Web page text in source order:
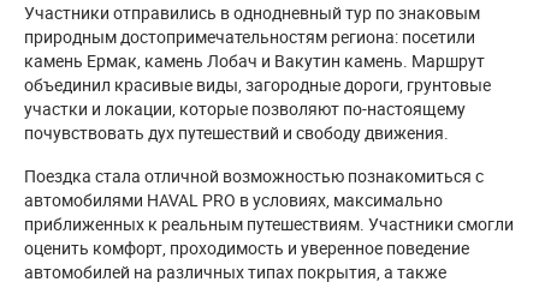
Участники отправились в однодневный тур по знаковым
природным достопримечательностям региона: посетили
камень Ермак, камень Лобач и Вакутин камень. Маршрут
объединил красивые виды, загородные дороги, грунтовые
участки и локации, которые позволяют по-настоящему
почувствовать дух путешествий и свободу движения.
Поездка стала отличной возможностью познакомиться с
автомобилями HAVAL PRO в условиях, максимально
приближенных к реальным путешествиям. Участники смогли
оценить комфорт, проходимость и уверенное поведение
автомобилей на различных типах покрытия, а также